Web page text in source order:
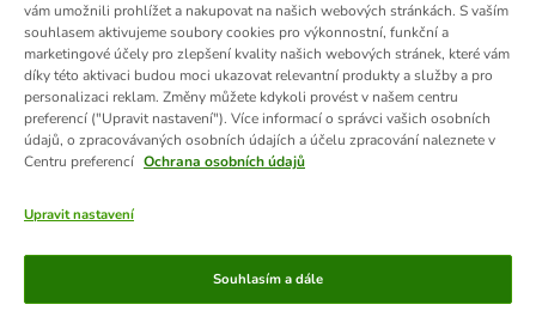
Způsoby platby
vám umožnili prohlížet a nakupovat na našich webových stránkách. S vaším
souhlasem aktivujeme soubory cookies pro výkonnostní, funkční a
marketingové účely pro zlepšení kvality našich webových stránek, které vám
díky této aktivaci budou moci ukazovat relevantní produkty a služby a pro
personalizaci reklam. Změny můžete kdykoli provést v našem centru
preferencí ("Upravit nastavení"). Více informací o správci vašich osobních
údajů, o zpracovávaných osobních údajích a účelu zpracování naleznete v
Centru preferencí Ochrana osobních údajů
Upravit nastavení
Souhlasím a dále